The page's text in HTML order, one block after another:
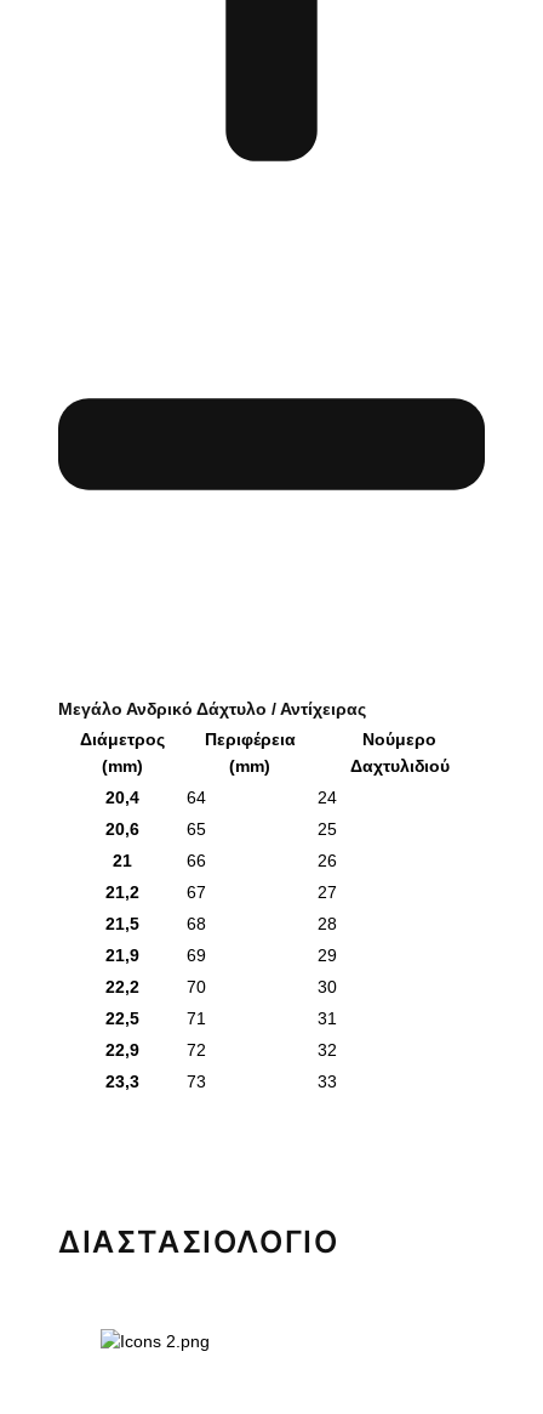
Μεγάλο Ανδρικό Δάχτυλο / Αντίχειρας
Διάμετρος
(mm)
Περιφέρεια
(mm)
Νούμερο
Δαχτυλιδιού
20,4
64
24
20,6
65
25
21
66
26
21,2
67
27
21,5
68
28
21,9
69
29
22,2
70
30
22,5
71
31
22,9
72
32
23,3
73 33
ΔΙΑΣΤΑΣΙΟΛΟΓΙΟ